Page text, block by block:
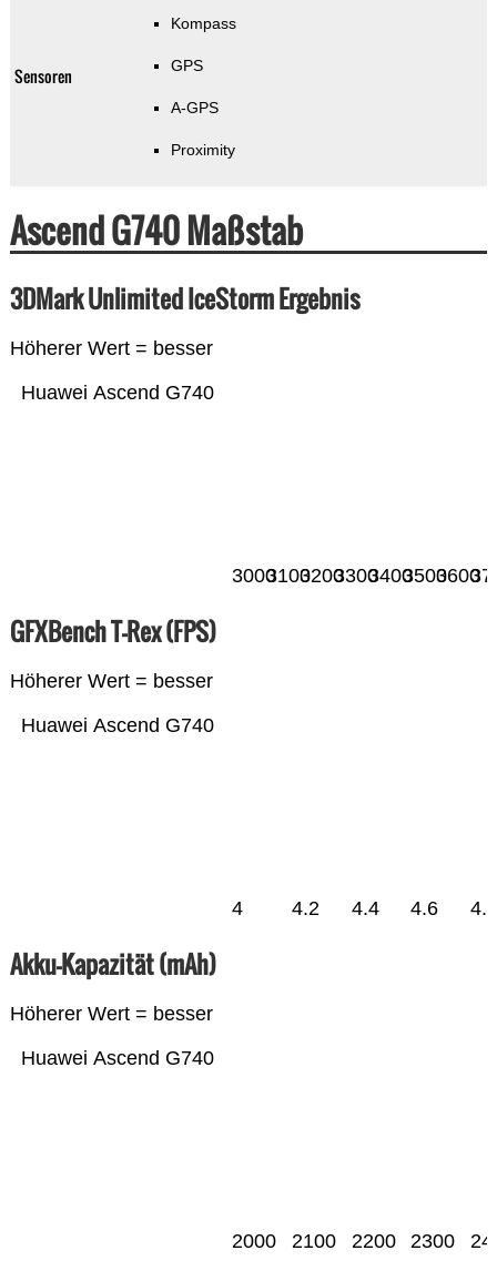
Sensoren
Kompass
GPS
A-GPS
Proximity
Ascend G740 Maßstab
3DMark Unlimited IceStorm Ergebnis
Höherer Wert = besser
Huawei Ascend G740
3000310032003300340035003600
GFXBench T-Rex (FPS)
Höherer Wert = besser
Huawei Ascend G740
4 4.2 4.4 4.6 4.8
Akku-Kapazität (mAh)
Höherer Wert = besser
Huawei Ascend G740
2000 2100 2200 2300